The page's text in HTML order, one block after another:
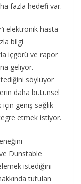
fazla hedefi var.
elektronik hasta
bilgi
içgörü ve rapor
geliyor.
söylüyor
daha bütünsel
geniş sağlık
etmek istiyor.
Dunstable
istediğini
tutulan